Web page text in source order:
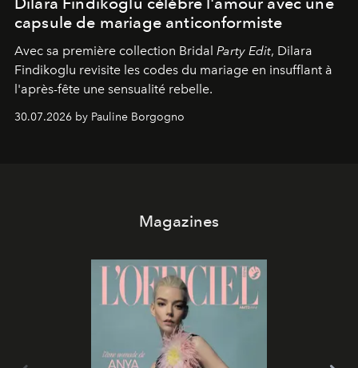
capsule de mariage anticonformiste
Avec sa première collection Bridal Party Edit, Dilara
Findikoglu revisite les codes du mariage en insufflant à
l'après-fête une sensualité rebelle.
30.07.2026 by Pauline Borgogno
Magazines